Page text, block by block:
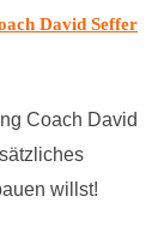
David Seffer
Coach David
willst!